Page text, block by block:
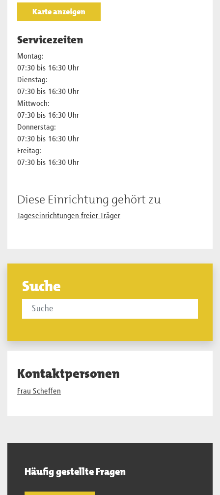
Karte anzeigen
Servicezeiten
Montag:
07:30 bis 16:30 Uhr
Dienstag:
07:30 bis 16:30 Uhr
Mittwoch:
07:30 bis 16:30 Uhr
Donnerstag:
07:30 bis 16:30 Uhr
Freitag:
07:30 bis 16:30 Uhr
Diese Einrichtung gehört zu
Tageseinrichtungen freier Träger
Suche
Kontaktpersonen
Frau Scheffen
Häufig gestellte Fragen